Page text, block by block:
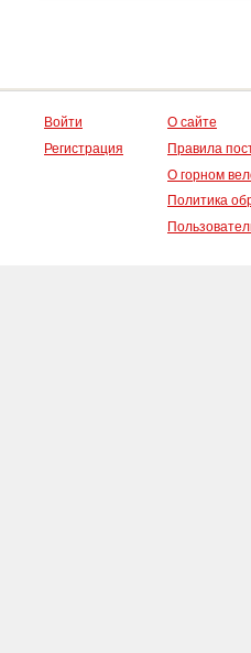
Войти
Регистрация
О сайте
Правила
О горном
Политика